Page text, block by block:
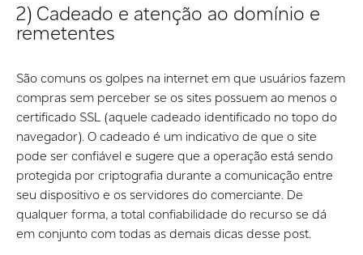
2) Cadeado e atenção ao domínio e
remetentes
São comuns os golpes na internet em que usuários fazem
compras sem perceber se os sites possuem ao menos o
certificado SSL (aquele cadeado identificado no topo do
navegador). O cadeado é um indicativo de que o site
pode ser confiável e sugere que a operação está sendo
protegida por criptografia durante a comunicação entre
seu dispositivo e os servidores do comerciante. De
qualquer forma, a total confiabilidade do recurso se dá
em conjunto com todas as demais dicas desse post.